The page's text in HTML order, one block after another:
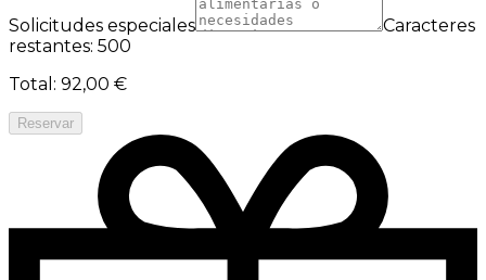
Solicitudes especiales
Caracteres
restantes: 500
Total : 92,00 €
Reservar